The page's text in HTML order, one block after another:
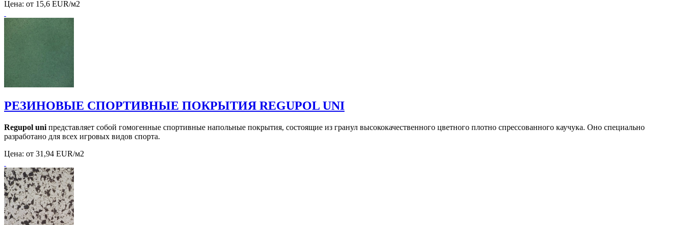
Цена: от 15,6 EUR/м2
РЕЗИНОВЫЕ СПОРТИВНЫЕ ПОКРЫТИЯ REGUPOL UNI
Regupol uni представляет собой гомогенные спортивные напольные покрытия, состоящие из гранул высококачественного цветного плотно спрессованного каучука. Оно специально
разработано для всех игровых видов спорта.
Цена: от 31,94 EUR/м2